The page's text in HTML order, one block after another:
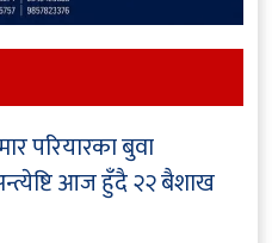
परियारका बुवा
आज हुँदै२२ बैशाख